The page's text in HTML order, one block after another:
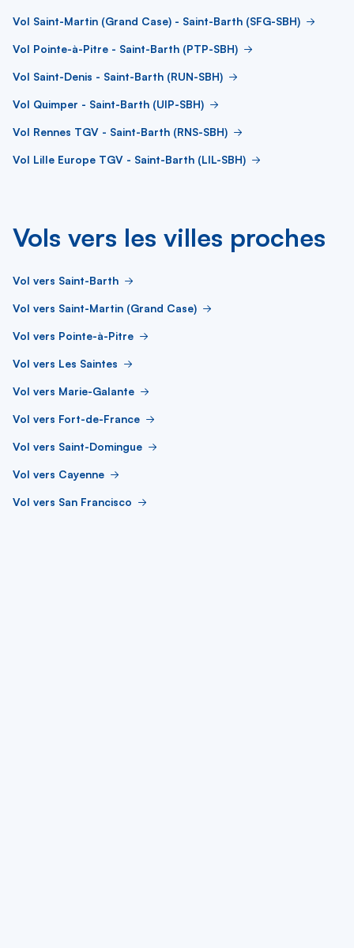
Vol Saint-Martin (Grand Case) - Saint-Barth (SFG-SBH)
Vol Pointe-à-Pitre - Saint-Barth (PTP-SBH)
Vol Saint-Denis - Saint-Barth (RUN-SBH)
Vol Quimper - Saint-Barth (UIP-SBH)
Vol Rennes TGV - Saint-Barth (RNS-SBH)
Vol Lille Europe TGV - Saint-Barth (LIL-SBH)
Vols vers les villes proches
Vol vers Saint-Barth
Vol vers Saint-Martin (Grand Case)
Vol vers Pointe-à-Pitre
Vol vers Les Saintes
Vol vers Marie-Galante
Vol vers Fort-de-France
Vol vers Saint-Domingue
Vol vers Cayenne
Vol vers San Francisco